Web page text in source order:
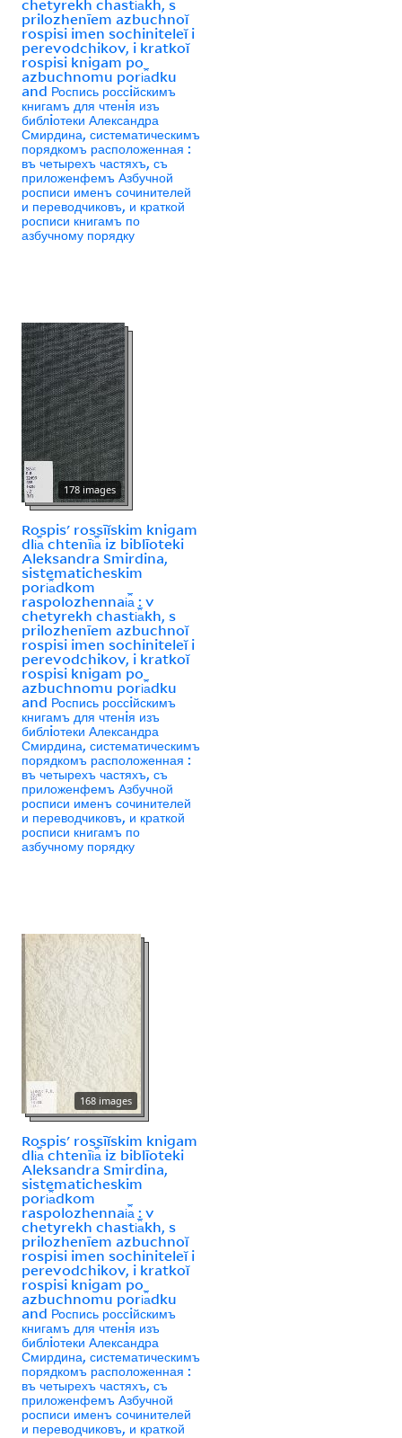
chetyrekh chasti︠a︡kh, s
prilozhenīem azbuchnoĭ
rospisi imen sochiniteleĭ i
perevodchikov, i kratkoĭ
rospisi knigam po
azbuchnomu pori︠a︡dku
and Роспись россiйскимъ
книгамъ для чтенiя изъ
библiотеки Александра
Смирдина, систематическимъ
порядкомъ расположенная :
въ четырехъ частяхъ, съ
приложенфемъ Азбучной
росписи именъ сочинителей
и переводчиковъ, и краткой
росписи книгамъ по
азбучному порядку
178 images
Rospisʹ rossīĭskim knigam
dli︠a︡ chtenīi︠a︡ iz biblīoteki
Aleksandra Smirdina,
sistematicheskim
pori︠a︡dkom
raspolozhennai︠a︡ : v
chetyrekh chasti︠a︡kh, s
prilozhenīem azbuchnoĭ
rospisi imen sochiniteleĭ i
perevodchikov, i kratkoĭ
rospisi knigam po
azbuchnomu pori︠a︡dku
and Роспись россiйскимъ
книгамъ для чтенiя изъ
библiотеки Александра
Смирдина, систематическимъ
порядкомъ расположенная :
въ четырехъ частяхъ, съ
приложенфемъ Азбучной
росписи именъ сочинителей
и переводчиковъ, и краткой
росписи книгамъ по
азбучному порядку
168 images
Rospisʹ rossīĭskim knigam
dli︠a︡ chtenīi︠a︡ iz biblīoteki
Aleksandra Smirdina,
sistematicheskim
pori︠a︡dkom
raspolozhennai︠a︡ : v
chetyrekh chasti︠a︡kh, s
prilozhenīem azbuchnoĭ
rospisi imen sochiniteleĭ i
perevodchikov, i kratkoĭ
rospisi knigam po
azbuchnomu pori︠a︡dku
and Роспись россiйскимъ
книгамъ для чтенiя изъ
библiотеки Александра
Смирдина, систематическимъ
порядкомъ расположенная :
въ четырехъ частяхъ, съ
приложенфемъ Азбучной
росписи именъ сочинителей
и переводчиковъ, и краткой